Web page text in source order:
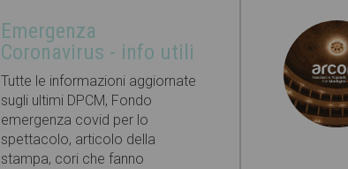
Emergenza
Coronavirus - info utili
Tutte le informazioni aggiornate
sugli ultimi DPCM, Fondo
emergenza covid per lo
spettacolo, articolo della
stampa, cori che fanno